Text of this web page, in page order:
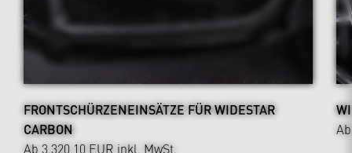
FRONTSCHÜRZENEINSÄTZE FÜR WIDESTAR
CARBON
Ab 3.320,10 EUR inkl. MwSt.